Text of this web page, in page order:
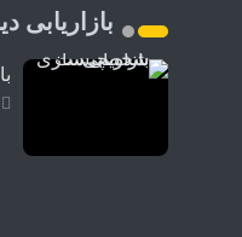
بازاریابی